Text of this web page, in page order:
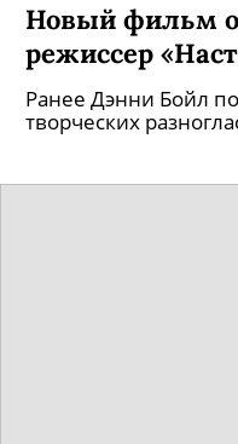
Новый фильм
режиссер
Ранее Дэнни Бойл
творческих